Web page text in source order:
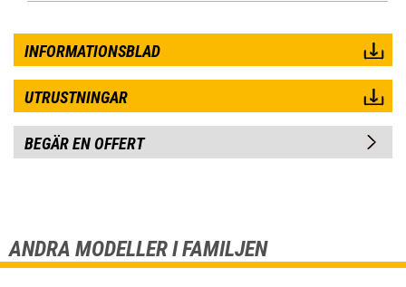
INFORMATIONSBLAD
UTRUSTNINGAR
BEGÄR EN OFFERT
ANDRA MODELLER I FAMILJEN